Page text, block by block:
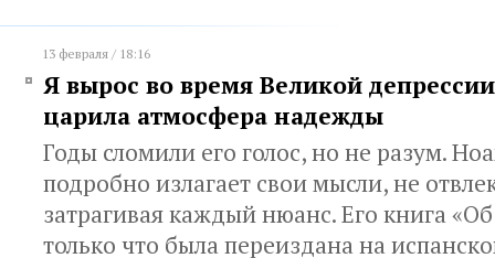
13 февраля / 18:16
Я вырос во время Великой
царила атмосфера надежды
Годы сломили его голос, но не разум.
подробно излагает свои мысли, не
затрагивая каждый нюанс. Его книга
только что была переиздана на